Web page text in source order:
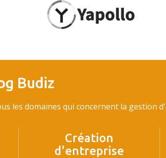
Budiz
les domaines qui concernent la gestion
Création
d'entreprise